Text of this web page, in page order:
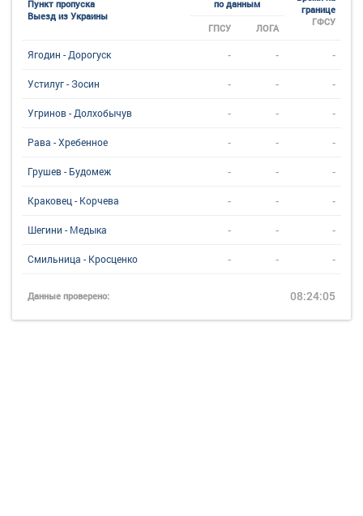
Пункт пропуска
Выезд из Украины
по данным
границе
ГФСУ
ГПСУ ЛОГА
Ягодин - Дорогуск - - -
Устилуг - Зосин - - -
Угринов - Долхобычув - - -
Рава - Хребенное - - -
Грушев - Будомеж - - -
Краковец - Корчева - - -
Шегини - Медыка - - -
Смильница - Кросценко - - -
Данные проверено: 08:24:05